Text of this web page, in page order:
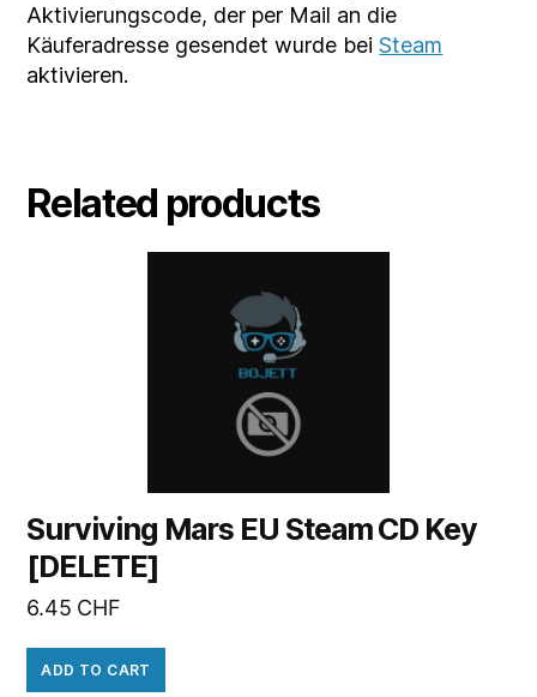
Aktivierungscode, der per Mail an die
Käuferadresse gesendet wurde beiSteam
aktivieren.
Related products
Surviving Mars EU Steam CD Key
[DELETE]
6.45 CHF
ADD TO CART